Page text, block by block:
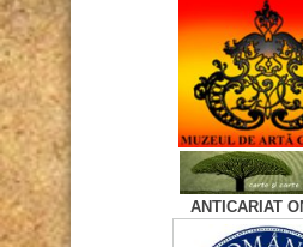
ANTICARIAT